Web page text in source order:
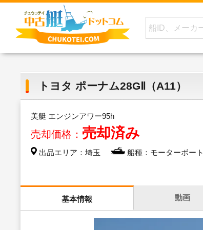
トヨタ ポーナム28GⅡ（A11）
美艇 エンジンアワー95h
売却価格： 売却済み
出品エリア：埼玉 船種：モーターボート
基本情報 動画